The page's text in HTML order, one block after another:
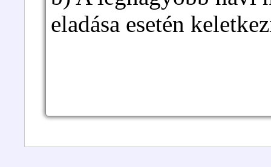
eladása esetén